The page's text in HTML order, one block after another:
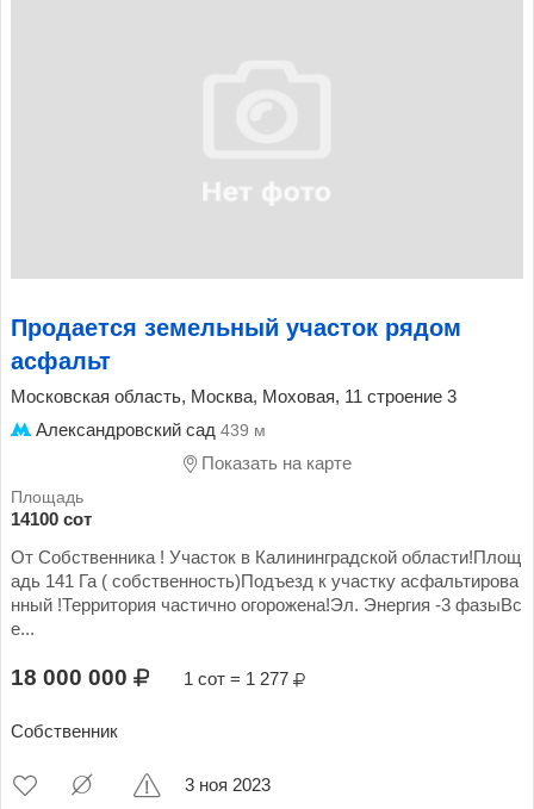
Продается земельный участок рядом
асфальт
Московская область, Москва, Моховая, 11 строение 3
Александровский сад 439 м
Показать на карте
14100 сот
От Собственника ! Участок в Калининградской области!Площ
адь 141 Га ( собственность)Подъезд к участку асфальтирова
нный !Территория частично огорожена!Эл. Энергия -3 фазыВс
е...
18 000 000 1 сот = 1 277
Собственник
3 ноя 2023